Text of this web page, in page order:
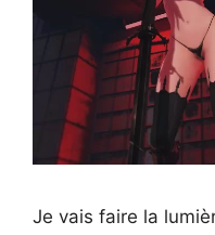
Je vais faire la